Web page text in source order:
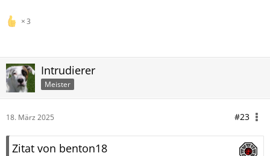
3
Intrudierer
Meister
18. März 2025 #23
Zitat von benton18